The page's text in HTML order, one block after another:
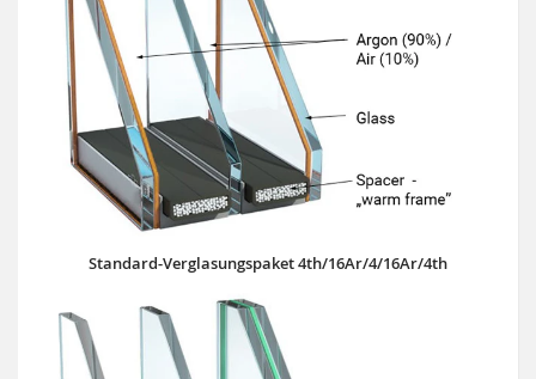
Standard-Verglasungspaket 4th/16Ar/4/16Ar/4th